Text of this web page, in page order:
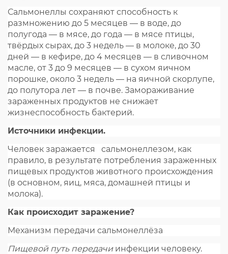
Сальмонеллы сохраняют способность к
размножению до 5 месяцев — в воде, до
полугода — в мясе, до года — в мясе птицы,
твёрдых сырах, до 3 недель — в молоке, до 30
дней — в кефире, до 4 месяцев — в сливочном
масле, от 3 до 9 месяцев — в сухом яичном
порошке, около 3 недель — на яичной скорлупе,
до полутора лет — в почве. Замораживание
зараженных продуктов не снижает
жизнеспособность бактерий.
Источники инфекции.
Человек заражается сальмонеллезом, как
правило, в результате потребления зараженных
пищевых продуктов животного происхождения
(в основном, яиц, мяса, домашней птицы и
молока).
Как происходит заражение?
Механизм передачи сальмонеллёза
Пищевой путь передачиинфекции человеку.